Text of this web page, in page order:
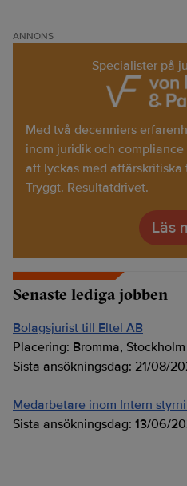
ANNONS
Specialister på
Med två decenniers
inom juridik och
att lyckas med
Tryggt. Resultatdrivet.
Läs
Senaste lediga jobben
Bolagsjurist till Eltel AB
Placering: Bromma, Stockholm
Sista ansökningsdag: 21/08/
Medarbetare inom Intern
Sista ansökningsdag: 13/06/